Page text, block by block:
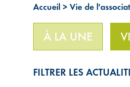
Accueil > Vie de
À LA UNE
FILTRER LES